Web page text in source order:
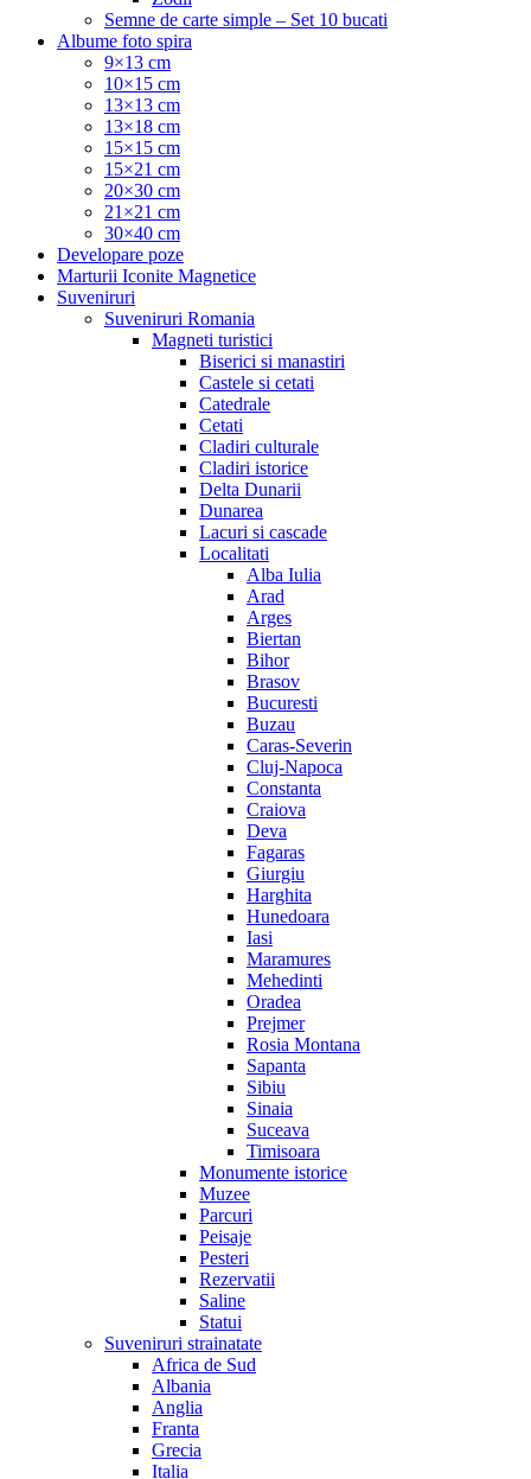
Semne de carte simple – Set 10 bucati
Albume foto spira
9×13 cm
10×15 cm
13×13 cm
13×18 cm
15×15 cm
15×21 cm
20×30 cm
21×21 cm
30×40 cm
Developare poze
Marturii Iconite Magnetice
Suveniruri
Suveniruri Romania
Magneti turistici
Biserici si manastiri
Castele si cetati
Catedrale
Cetati
Cladiri culturale
Cladiri istorice
Delta Dunarii
Dunarea
Lacuri si cascade
Localitati
Alba Iulia
Arad
Arges
Biertan
Bihor
Brasov
Bucuresti
Buzau
Caras-Severin
Cluj-Napoca
Constanta
Craiova
Deva
Fagaras
Giurgiu
Harghita
Hunedoara
Iasi
Maramures
Mehedinti
Oradea
Prejmer
Rosia Montana
Sapanta
Sibiu
Sinaia
Suceava
Timisoara
Monumente istorice
Muzee
Parcuri
Peisaje
Pesteri
Rezervatii
Saline
Statui
Suveniruri strainatate
Africa de Sud
Albania
Anglia
Franta
Grecia
Italia